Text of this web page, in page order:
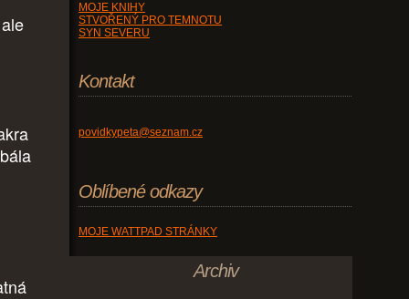
MOJE KNIHY
STVOŘENÝ PRO TEMNOTU
SYN SEVERU
Kontakt
povidkypeta@seznam.cz
Oblíbené odkazy
MOJE WATTPAD STRÁNKY
Archiv